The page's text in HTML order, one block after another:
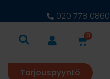
020 778 0860
0
Tarjouspyyntö